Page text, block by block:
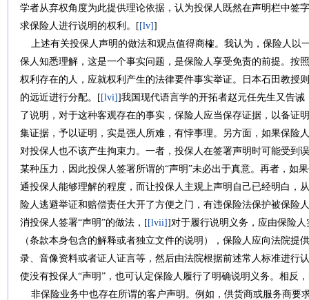
学者从弃权角度为此提供理论依据，认为投保人既然在声明栏中签
求保险人进行说明的权利。[ [lv]]
上述有关投保人声明的做法和观点值得商榷。我认为，保险人以
保人知悉理解，这是一个事实问题，是保险人享受免责的前提。按
权利存在的人，应就权利产生的法律要件事实举证。日本石田教授
的远近进行分配。[ [lvi]]我国现代语言学的开拓者赵元任先生又告
了说明，对于这种客观存在的事实，保险人应当保存证据，以备证
集证据，予以证明，实是强人所难，有悖事理。另方面，如果保险
对投保人也不该产生拘束力。一者，投保人在签署声明时可能受到
某种压力，因此投保人签署所谓的“声明”未必出于真意。再者，如
通投保人能够理解的程度，而让投保人主观上声明自己已经明白，
险人逃避举证和赔偿责任大开了方便之门，有违保险法保护被保险
消投保人签署“声明”的做法，[ [lvii]]对于履行说明义务，应由保险
（条款本身包含的解释或者独立文件的说明），保险人应向法院提
录、音像资料或者证人证言等，然后由法院根据前述常人标准进行
使没有投保人“声明”，也可认定保险人履行了明确说明义务。相反
非保险业务中也存在所谓的客户声明。例如，供货商或服务商要